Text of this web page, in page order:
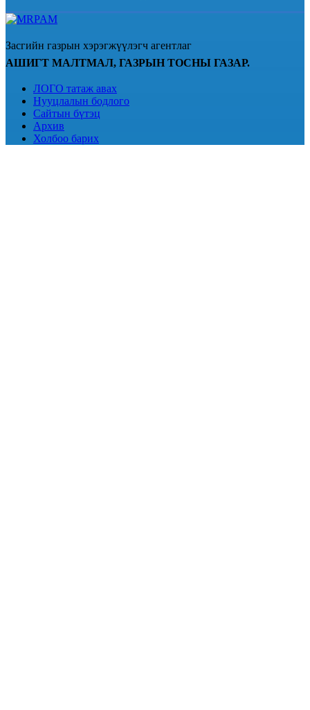
Засгийн газрын хэрэгжүүлэгч агентлаг
АШИГТ МАЛТМАЛ, ГАЗРЫН ТОСНЫ ГАЗАР.
ЛОГО татаж авах
Нууцлалын бодлого
Сайтын бүтэц
Архив
Холбоо барих